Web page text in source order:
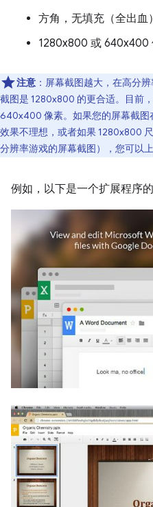
方角，无填充（全出血）
1280x800 或 640x400
注意 ：屏幕截图越大，在高分
截图是 1280x800 的更合适。目前
640x400 像素。如果您的屏幕截
效果不理想，或者如果 1280x800
分辨率游戏的屏幕截图），您可以
例如，以下是一个扩展程序